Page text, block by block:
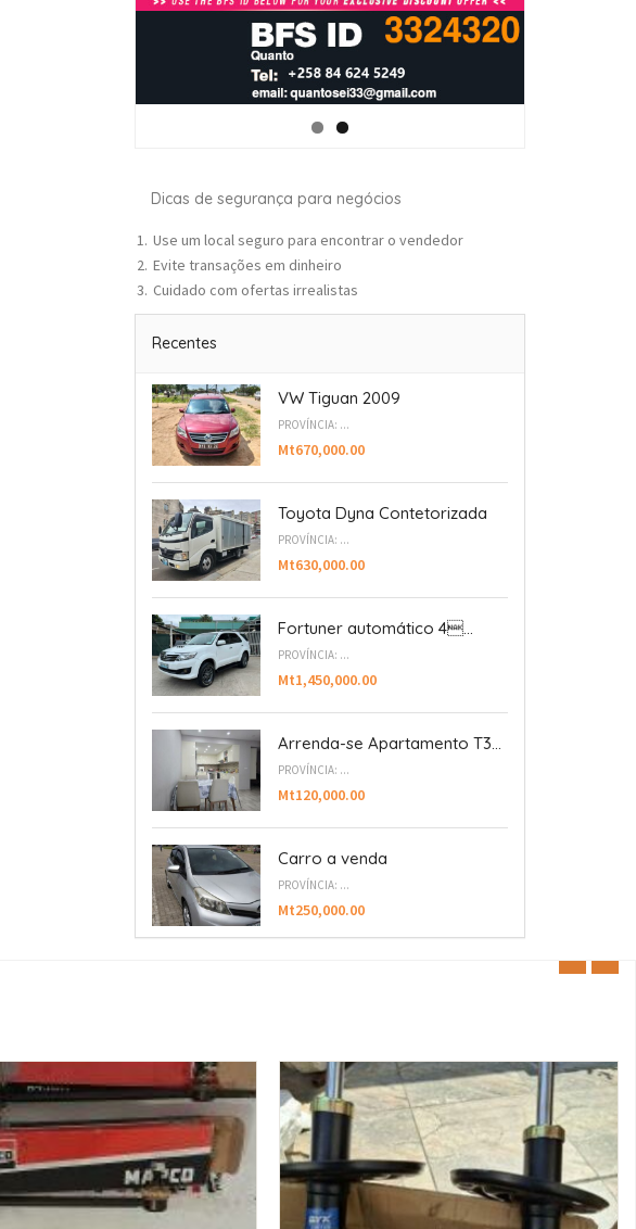
Dicas de segurança para negócios
Use um local seguro para encontrar o vendedor
Evite transações em dinheiro
Cuidado com ofertas irrealistas
Recentes
VW Tiguan 2009
PROVÍNCIA: ...
Mt670,000.00
Toyota Dyna Contetorizada
PROVÍNCIA: ...
Mt630,000.00
Fortuner automático 4...
PROVÍNCIA: ...
Mt1,450,000.00
Arrenda-se Apartamento T3...
PROVÍNCIA: ...
Mt120,000.00
Carro a venda
PROVÍNCIA: ...
Mt250,000.00